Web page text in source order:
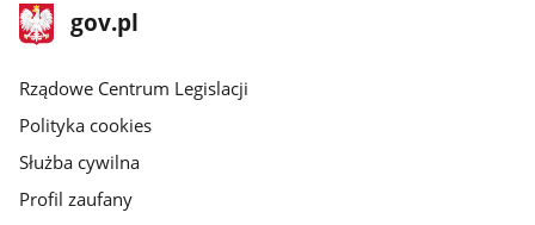
stopka
gov.plStrona
gov.pl
Rządowe Centrum Legislacji
Polityka cookies
Służba cywilna
Profil zaufany